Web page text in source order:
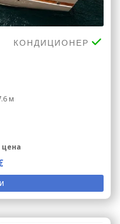
КОНДИЦИОНЕР
м
цена